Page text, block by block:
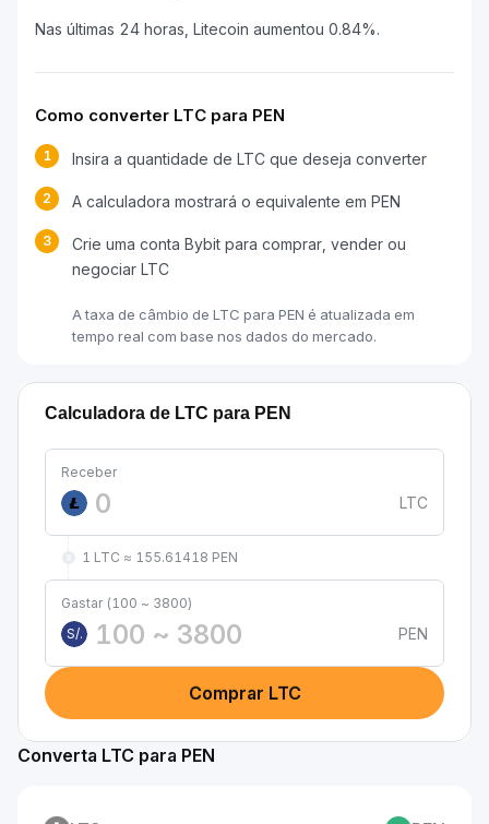
Nas últimas 24 horas, Litecoin aumentou 0.84%.
Como converter LTC para PEN
1 Insira a quantidade de LTC que deseja converter
2 A calculadora mostrará o equivalente em PEN
3
Crie uma conta Bybit para comprar, vender ou
negociar LTC
A taxa de câmbio de LTC para PEN é atualizada em
tempo real com base nos dados do mercado.
Calculadora de LTC para PEN
Receber
LTC
1 LTC ≈ 155.61418 PEN
Gastar (100 ~ 3800)
S/.
PEN
Comprar LTC
Converta LTC para PEN